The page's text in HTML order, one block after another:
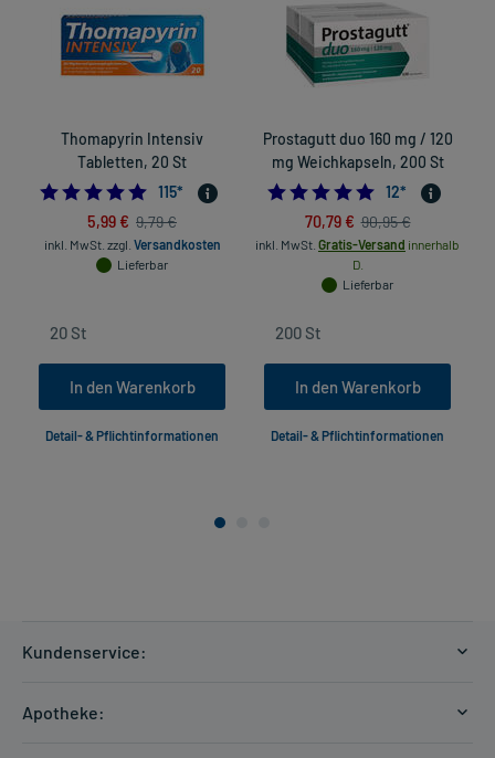
Thomapyrin Intensiv
Tabletten, 20 St
4.913043478260869
115*
5,99 € 9,79 €
inkl. MwSt. zzgl. Versandkosten
Lieferbar
In den Warenkorb
Detail- & Pflichtinformationen
Prostagutt duo 160 mg / 120
mg Weichkapseln, 200 St
12*
70,79 € 90,95 €
inkl. MwSt. Gratis-Versand innerhalb
D.
Lieferbar
In den Warenkorb
Detail- & Pflichtinformationen
Kundenservice:
Zahlungsarten
Apotheke: